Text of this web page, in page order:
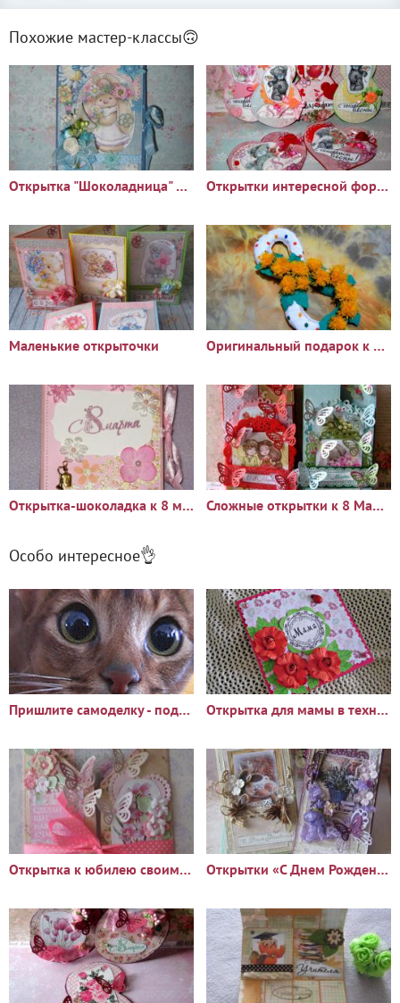
Похожие мастер-классы🙃
Открытка "Шоколадница" к 8 Марта Открытки интересной формы ко дню 8 Марта
Маленькие открыточки Оригинальный подарок к Восьмому марта
Открытка-шоколадка к 8 марта Сложные открытки к 8 Марта
Особо интересное👌
Пришлите самоделку - поделитесь с миром и получите комментарии! Открытка для мамы в технике скрапбукин
Открытка к юбилею своими руками Открытки «С Днем Рождения» в стиле шебби